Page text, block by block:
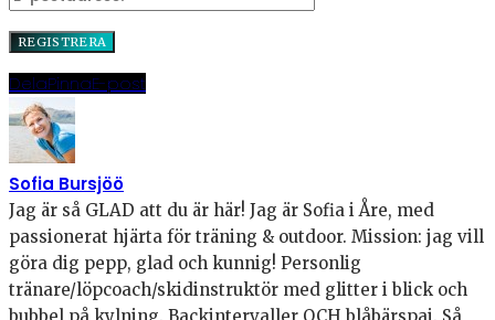
DelaPinnaE-post
Sofia Bursjöö
Jag är så GLAD att du är här! Jag är Sofia i Åre, med
passionerat hjärta för träning & outdoor. Mission: jag vill
göra dig pepp, glad och kunnig! Personlig
tränare/löpcoach/skidinstruktör med glitter i blick och